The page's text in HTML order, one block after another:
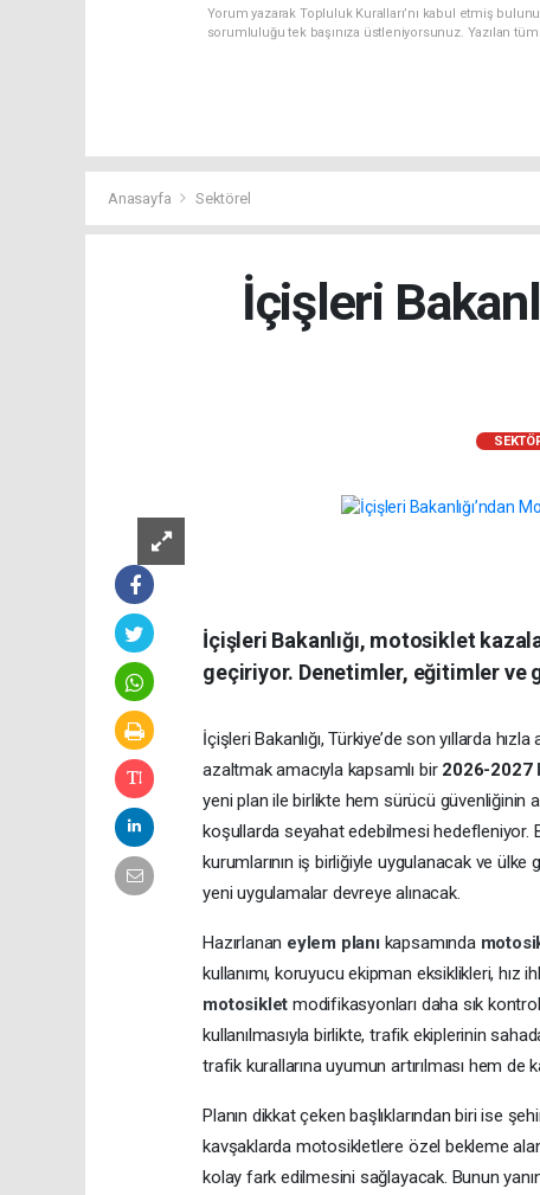
Yorum yazarak Topluluk Kuralları’nı kabul etmiş
sorumluluğu tek başınıza üstleniyorsunuz. Yazılan
Anasayfa Sektörel
İçişleri
İçişleri Bakanlığı, motosiklet
geçiriyor. Denetimler, eğitimler ve
İçişleri Bakanlığı, Türkiye’de son yıllarda hızla
azaltmak amacıyla kapsamlı bir 2026-2027
yeni plan ile birlikte hem sürücü güvenliğinin
koşullarda seyahat edebilmesi hedefleniyor.
kurumlarının iş birliğiyle uygulanacak ve
yeni uygulamalar devreye alınacak.
Hazırlanan eylem planı kapsamında
kullanımı, koruyucu ekipman eksiklikleri, hız
motosiklet modifikasyonları daha sık
kullanılmasıyla birlikte, trafik ekiplerinin
trafik kurallarına uyumun artırılması hem de
Planın dikkat çeken başlıklarından biri ise
kavşaklarda motosikletlere özel bekleme
kolay fark edilmesini sağlayacak. Bunun